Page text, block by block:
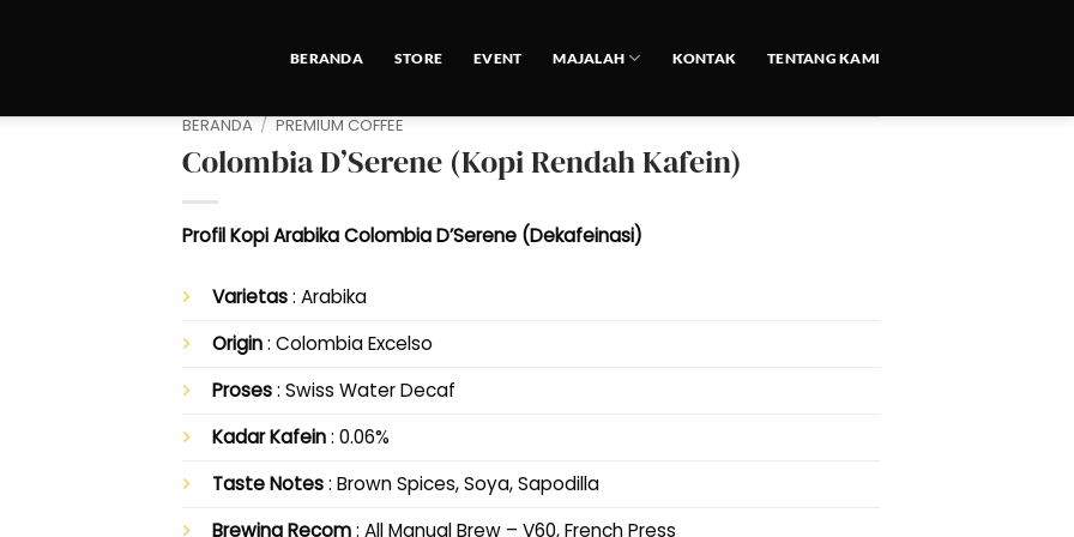
BERANDA STORE EVENT MAJALAH KONTAK TENTANG KAMI
BERANDA / PREMIUM COFFEE
Colombia D’Serene (Kopi Rendah Kafein)
Profil Kopi Arabika Colombia D’Serene (Dekafeinasi)
Varietas: Arabika
Origin: Colombia Excelso
Proses: Swiss Water Decaf
Kadar Kafein: 0.06%
Taste Notes: Brown Spices, Soya, Sapodilla
Brewing Recom: All Manual Brew – V60, French Press